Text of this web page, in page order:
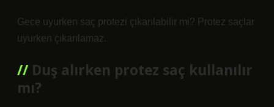
Gece uyurken saç protezi çıkarılabilir mi? Protez saçlar
uyurken çıkarılamaz.
Duş alırken protez saç kullanılır
mı?